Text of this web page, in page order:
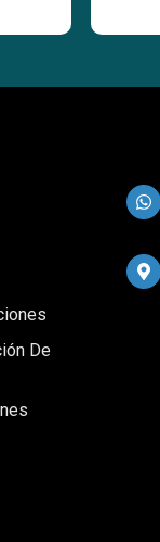
De